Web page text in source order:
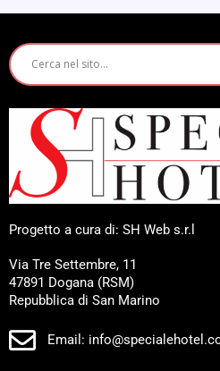
Progetto a cura di: SH Web s.r.l
Via Tre Settembre, 11
47891 Dogana (RSM)
Repubblica di San Marino
Email: